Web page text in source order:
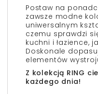
Postaw na
zawsze modne
uniwersalnym
czemu sprawdzi
kuchni i łazience,
Doskonale
elementów
Z kolekcją RING
każdego dnia!